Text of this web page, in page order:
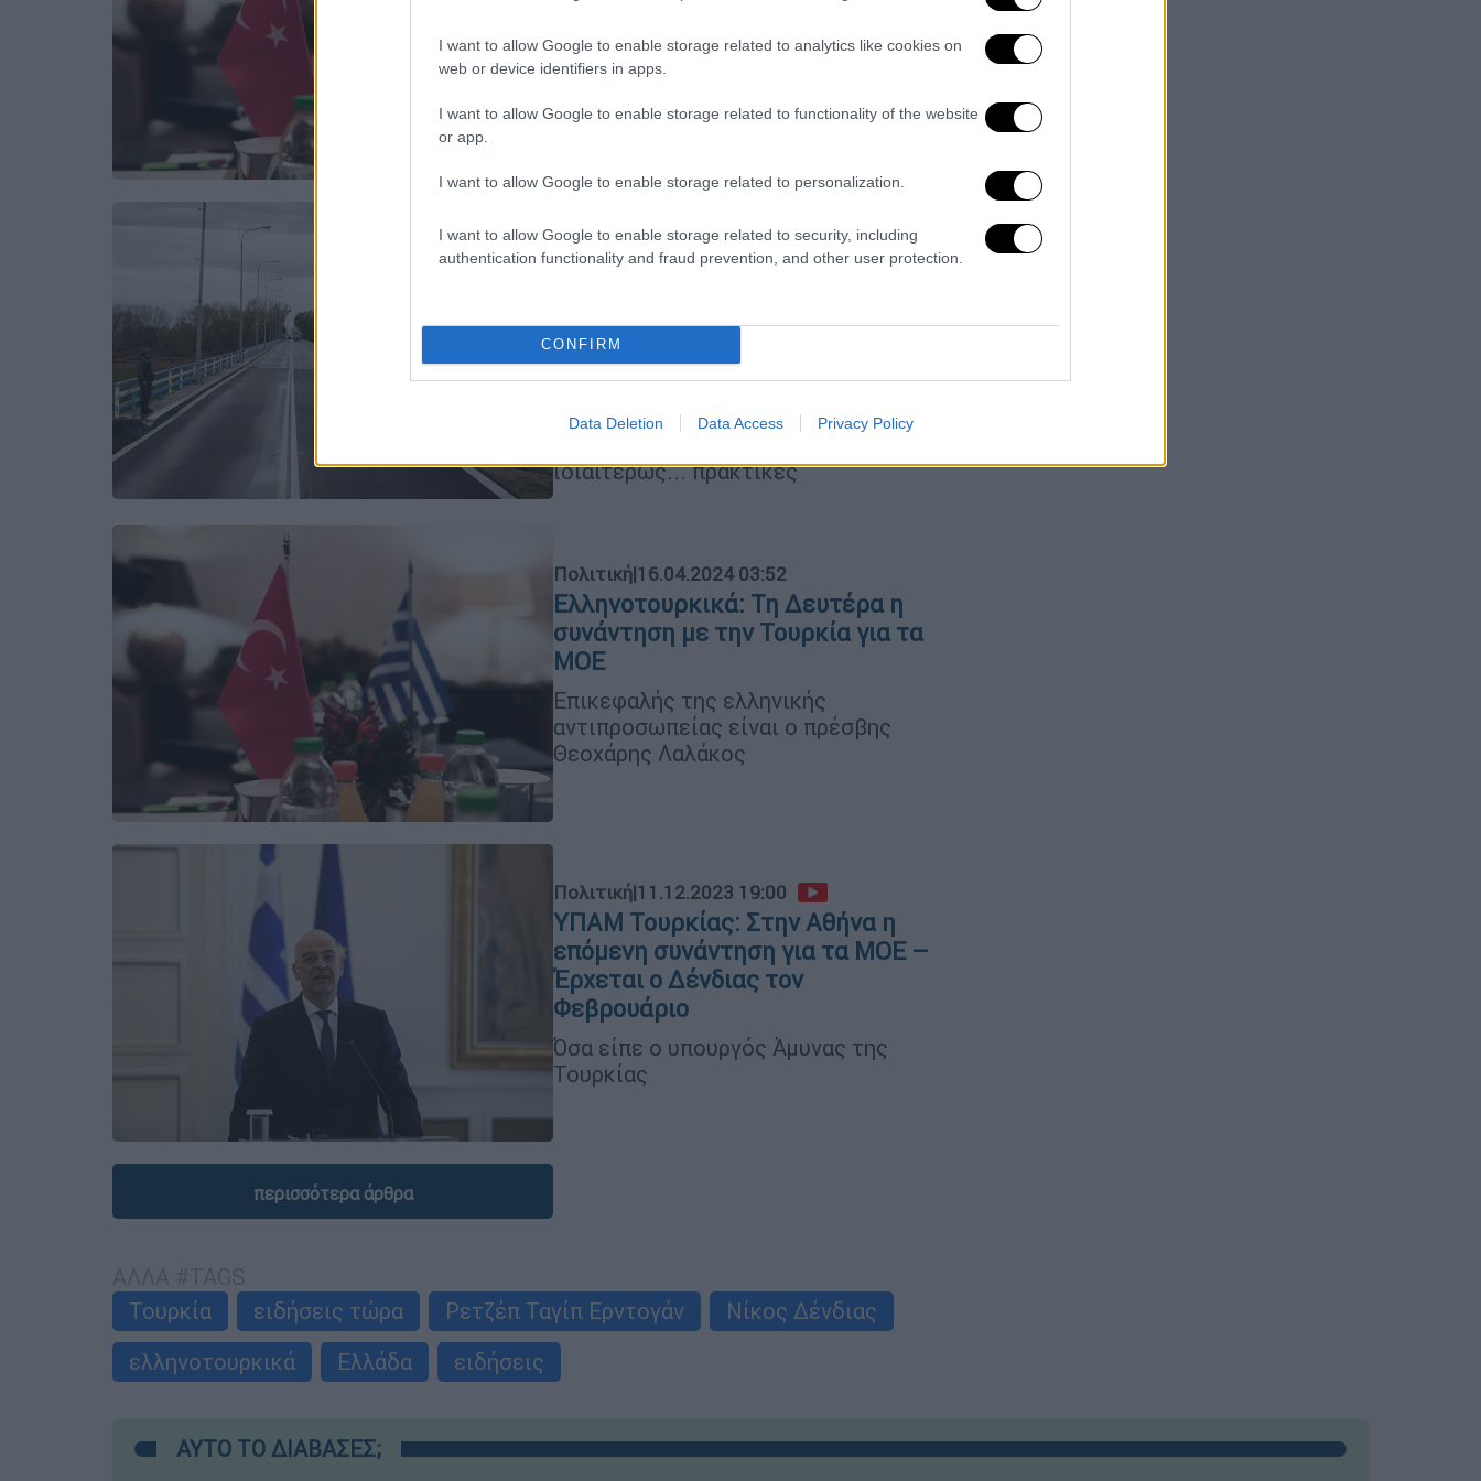
I want to allow Google to enable storage related to analytics like cookies on
web or device identifiers in apps.
I want to allow Google to enable storage related to functionality of the website
or app.
I want to allow Google to enable storage related to personalization.
I want to allow Google to enable storage related to security, including
authentication functionality and fraud prevention, and other user protection.
CONFIRM
Data Deletion Data Access Privacy Policy
Άγκυρας
Με ιδιαίτερο ενδιαφέρον αναμένεται
με ποιες θέσεις θα προσέλθει η
Συναντήσεις Ελλήνων και
Τούρκων στρατιωτικών στον
Στρατηγικές επαφές, όπως αυτές
στις παραμεθόριες περιοχές του
αποκλιμάκωση της έντασης και
ιδιαιτέρως... πρακτικές
Πολιτική|16.04.2024 03:52
Ελληνοτουρκικά: Τη Δευτέρα η
συνάντηση με την Τουρκία για τα
ΜΟΕ
Επικεφαλής της ελληνικής
αντιπροσωπείας είναι ο πρέσβης
Θεοχάρης Λαλάκος
Πολιτική|11.12.2023 19:00
ΥΠΑΜ Τουρκίας: Στην Αθήνα η
επόμενη συνάντηση για τα ΜΟΕ –
Έρχεται ο Δένδιας τον
Φεβρουάριο
Όσα είπε ο υπουργός Άμυνας της
Τουρκίας
περισσότερα άρθρα
Τουρκία
ειδήσεις τώρα Ρετζέπ Ταγίπ Ερντογάν
Νίκος Δένδιας
ελληνοτουρκικά
Ελλάδα ειδήσεις
ΑΥΤΟ ΤΟ ΔΙΑΒΑΣΕΣ;